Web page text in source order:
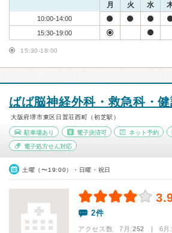
月 火 水
10:00-14:00
15:30-19:00
15:30-18:00
ばば脳神経外科・救急科・
大阪府堺市東区日置荘西町（初芝駅）
駐車場あり 電子決済可 ネット予約
電子処方せん対応
土曜（〜19:00）・日曜・祝日
2件
アクセス数 7月:252 | 6月: